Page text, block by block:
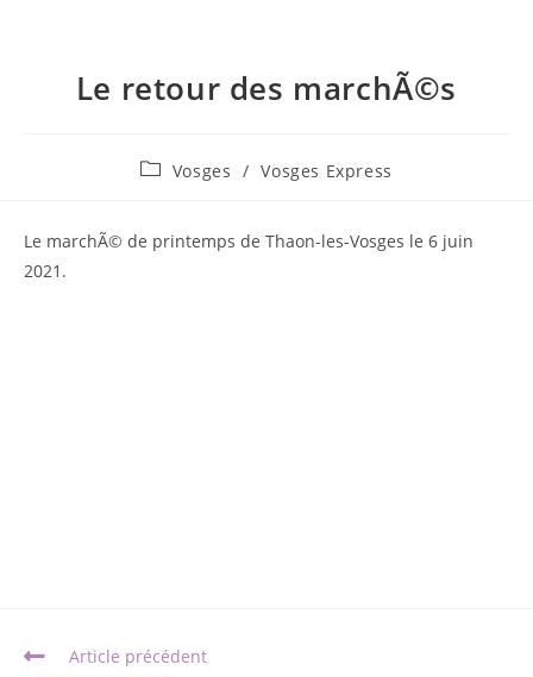
Le retour des marchÃ©s
Vosges / Vosges Express
Le marchÃ© de printemps de Thaon-les-Vosges le 6 juin
2021.
Article précédent